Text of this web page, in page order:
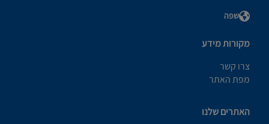
שפה
מקורות מידע
צרו קשר
מפת האתר
האתרים שלנו